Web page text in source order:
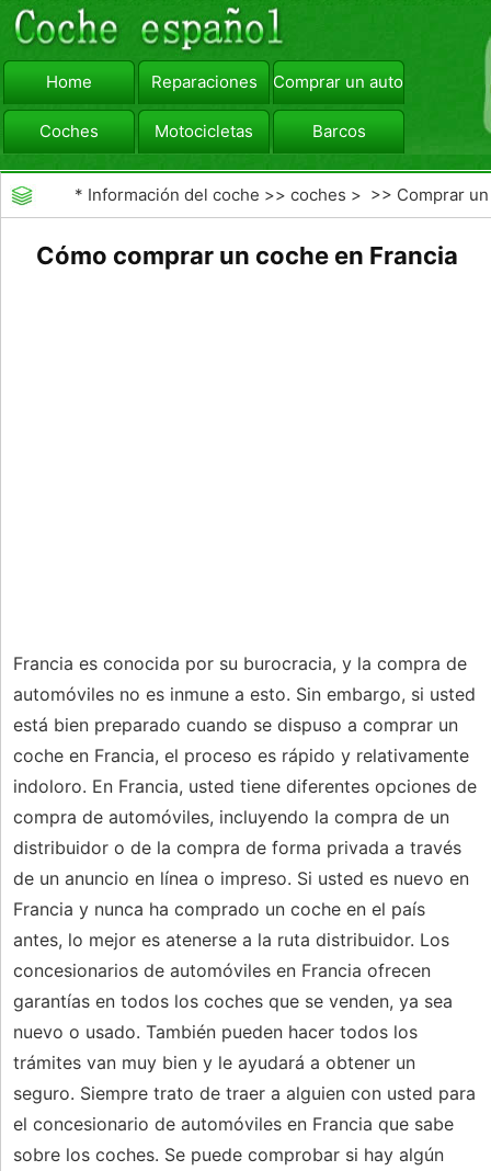
Home Reparaciones Comprar un automóvil
Coches Motocicletas Barcos
viajar Camiones
* Información del coche >>coches > >> Comprar un
Cómo comprar un coche en Francia
Francia es conocida por su burocracia, y la compra de
automóviles no es inmune a esto. Sin embargo, si usted
está bien preparado cuando se dispuso a comprar un
coche en Francia, el proceso es rápido y relativamente
indoloro. En Francia, usted tiene diferentes opciones de
compra de automóviles, incluyendo la compra de un
distribuidor o de la compra de forma privada a través
de un anuncio en línea o impreso. Si usted es nuevo en
Francia y nunca ha comprado un coche en el país
antes, lo mejor es atenerse a la ruta distribuidor. Los
concesionarios de automóviles en Francia ofrecen
garantías en todos los coches que se venden, ya sea
nuevo o usado. También pueden hacer todos los
trámites van muy bien y le ayudará a obtener un
seguro. Siempre trato de traer a alguien con usted para
el concesionario de automóviles en Francia que sabe
sobre los coches. Se puede comprobar si hay algún